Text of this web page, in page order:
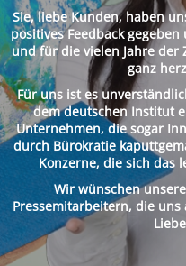
Sie, liebe Kunden, haben
positives Feedback
und für die vielen Jahre
ganz
Für uns ist es
dem deutschen Institut
Unternehmen, die sogar
durch Bürokratie
Konzerne, die sich das
Wir wünschen
Pressemitarbeitern, die